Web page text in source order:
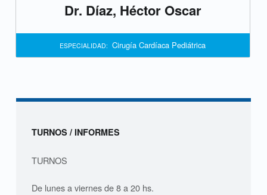
Dr. Díaz, Héctor Oscar
ESPECIALIDAD: Cirugía Cardíaca Pediátrica
Sidebar
TURNOS / INFORMES
TURNOS
De lunes a viernes de 8 a 20 hs.